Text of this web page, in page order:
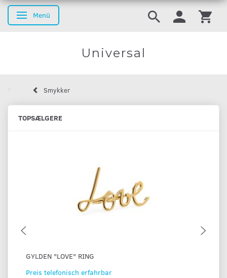
Anzeige ändern
Menü
Universal
Smykker
TOPSÆLGERE
GYLDEN "LOVE" RING
Preis telefonisch erfahrbar